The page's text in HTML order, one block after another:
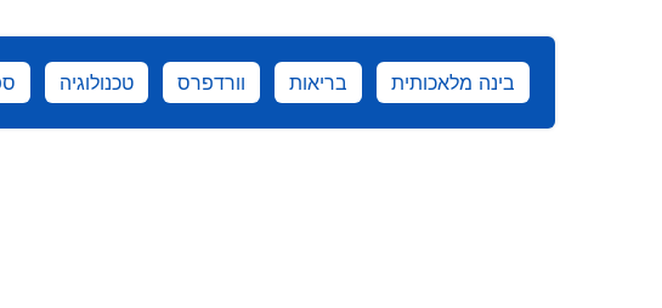
בינה מלאכותית בריאות וורדפרס טכנולוגיה